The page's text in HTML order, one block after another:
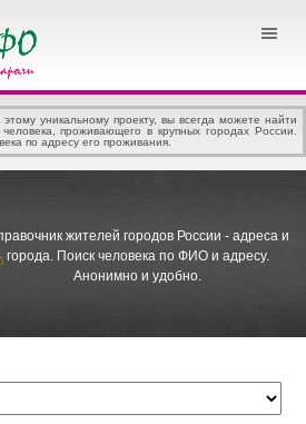
этому уникальному проекту, вы всегда можете найти
проживающего в крупных городах России.
по адресу его проживания.
жителей городов России - адреса и
города. Поиск человека по ФИО и адресу.
Анонимно и удобно.